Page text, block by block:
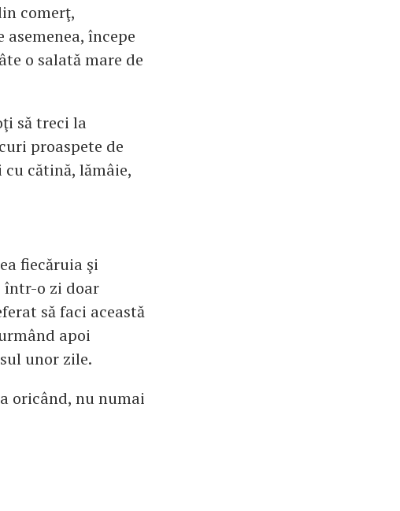
comerţ,
începe
o salată mare de
să treci la
proaspete de
cătină, lămâie,
fiecăruia şi
într-o zi doar
să faci această
apoi
unor zile.
oricând, nu numai